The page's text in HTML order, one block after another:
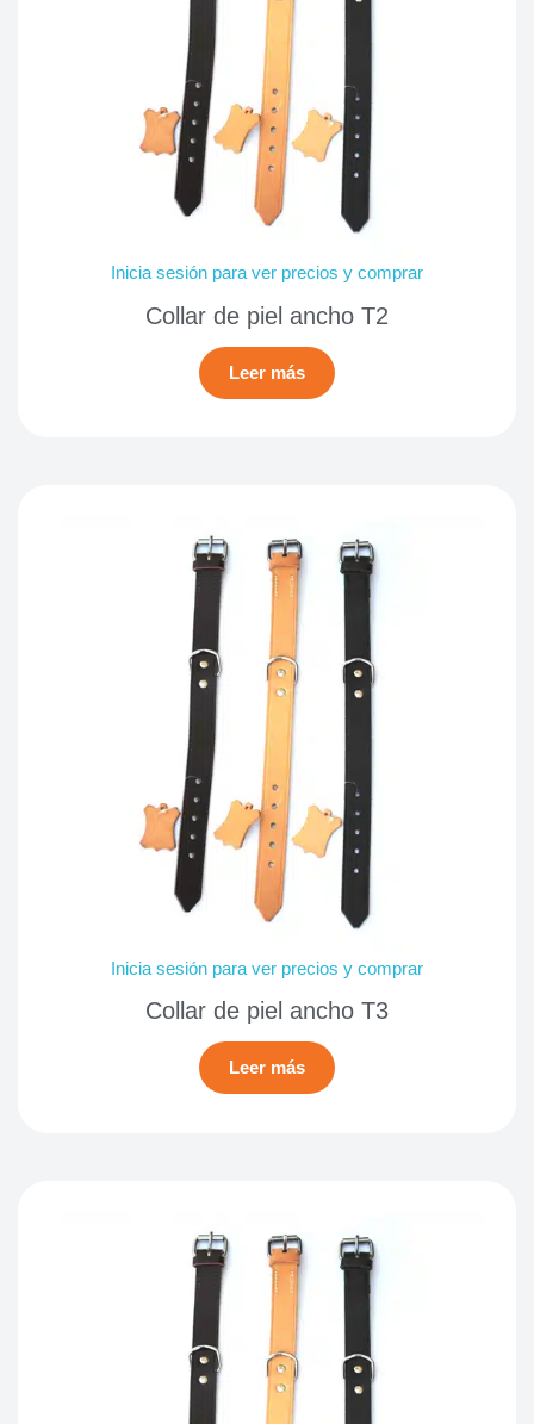
Inicia sesión para ver precios y comprar
Collar de piel ancho T2
Leer más
Inicia sesión para ver precios y comprar
Collar de piel ancho T3
Leer más